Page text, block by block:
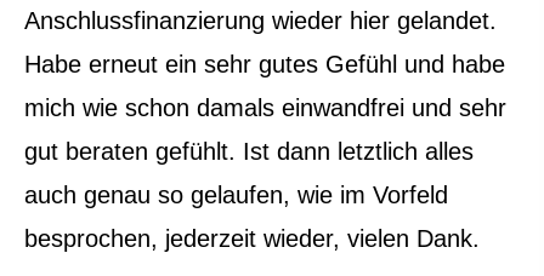
Anschlussfinanzierung wieder hier gelandet.
Habe erneut ein sehr gutes Gefühl und habe
mich wie schon damals einwandfrei und sehr
gut beraten gefühlt. Ist dann letztlich alles
auch genau so gelaufen, wie im Vorfeld
besprochen, jederzeit wieder, vielen Dank.